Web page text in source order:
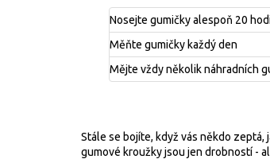
Nosejte gumičky alespoň 20
Měňte gumičky každý den
Mějte vždy několik náhradních
Stále se bojíte, když vás někdo zeptá,
gumové kroužky jsou jen drobností -